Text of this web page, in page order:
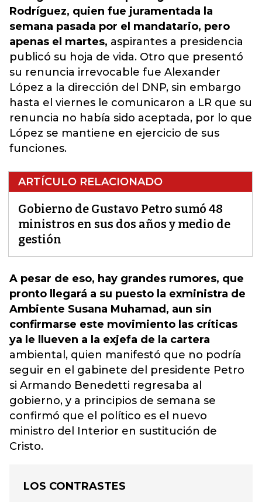
Rodríguez, quien fue juramentada la
semana pasada por el mandatario, pero
apenas el martes, aspirantes a presidencia
publicó su hoja de vida. Otro que presentó
su renuncia irrevocable fue Alexander
López a la dirección del DNP, sin embargo
hasta el viernes le comunicaron a LR que su
renuncia no había sido aceptada, por lo que
López se mantiene en ejercicio de sus
funciones.
ARTÍCULO RELACIONADO
Gobierno de Gustavo Petro sumó 48
ministros en sus dos años y medio de
gestión
A pesar de eso, hay grandes rumores, que
pronto llegará a su puesto la exministra de
Ambiente Susana Muhamad, aun sin
confirmarse este movimiento las críticas
ya le llueven a la exjefa de la cartera
ambiental, quien manifestó que no podría
seguir en el gabinete del presidente Petro
si Armando Benedetti regresaba al
gobierno, y a principios de semana se
confirmó que el político es el nuevo
ministro del Interior en sustitución de
Cristo.
LOS CONTRASTES